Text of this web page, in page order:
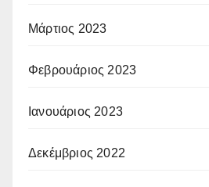
Μάρτιος 2023
Φεβρουάριος 2023
Ιανουάριος 2023
Δεκέμβριος 2022